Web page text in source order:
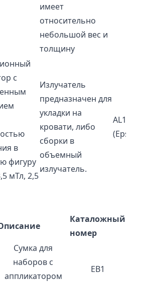
имеет
относительно
небольшой вес и
толщину
с
в
фигуру
мТл, 2,5
Излучатель
предназначен для
укладки на
кровати, либо
сборки в
объемный
излучатель.
AL135-
(Epsilon
Каталожный
номер
Сумка для
наборов с
аппликатором
EB1